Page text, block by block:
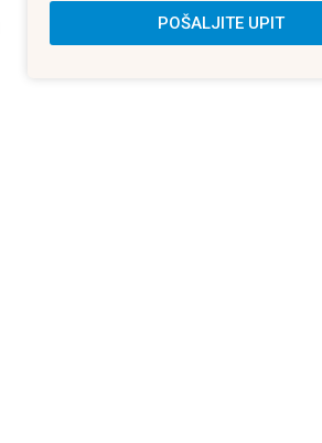
POŠALJITE UPIT